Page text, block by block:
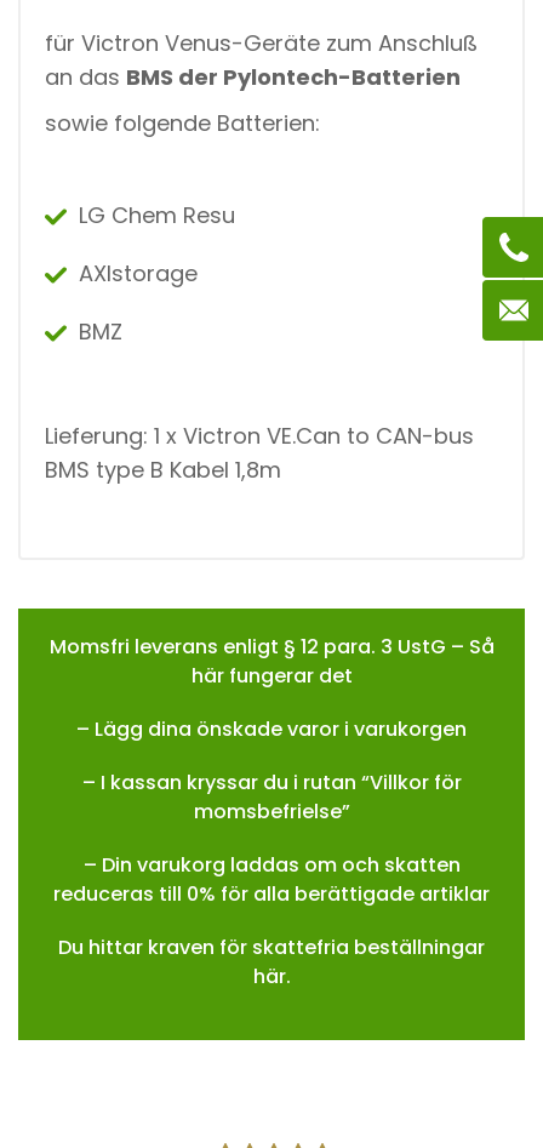
für Victron Venus-Geräte zum Anschluß
an das BMS der Pylontech-Batterien
sowie folgende Batterien:
LG Chem Resu
AXIstorage
BMZ
Lieferung: 1 x Victron VE.Can to CAN-bus
BMS type B Kabel 1,8m
Momsfri leverans enligt § 12 para. 3 UstG – Så
här fungerar det
– Lägg dina önskade varor i varukorgen
– I kassan kryssar du i rutan “Villkor för
momsbefrielse”
– Din varukorg laddas om och skatten
reduceras till 0% för alla berättigade artiklar
Du hittar kraven för skattefria beställningar
här.